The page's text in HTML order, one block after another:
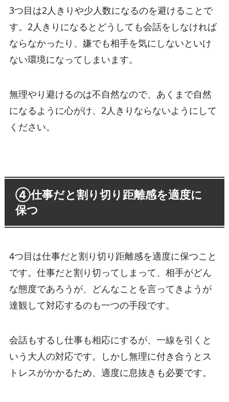
3つ目は2人きりや少人数になるのを避けることで
す。2人きりになるとどうしても会話をしなければ
ならなかったり、嫌でも相手を気にしないといけ
ない環境になってしまいます。
無理やり避けるのは不自然なので、あくまで自然
になるように心がけ、2人きりならないようにして
ください。
④仕事だと割り切り距離感を適度に
保つ
4つ目は仕事だと割り切り距離感を適度に保つこと
です。仕事だと割り切ってしまって、相手がどん
な態度であろうが、どんなことを言ってきようが
達観して対応するのも一つの手段です。
会話もするし仕事も相応にするが、一線を引くと
いう大人の対応です。しかし無理に付き合うとス
トレスがかかるため、適度に息抜きも必要です。